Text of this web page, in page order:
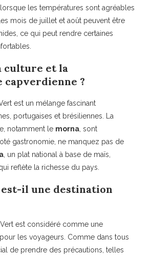
les températures sont agréables
mois de juillet et août peuvent être
ce qui peut rendre certaines
culture et la
capverdienne ?
est un mélange fascinant
portugaises et brésiliennes. La
notamment le morna, sont
gastronomie, ne manquez pas de
, un plat national à base de maïs,
reflète la richesse du pays.
est-il une destination
est considéré comme une
pour les voyageurs. Comme dans tous
de prendre des précautions, telles